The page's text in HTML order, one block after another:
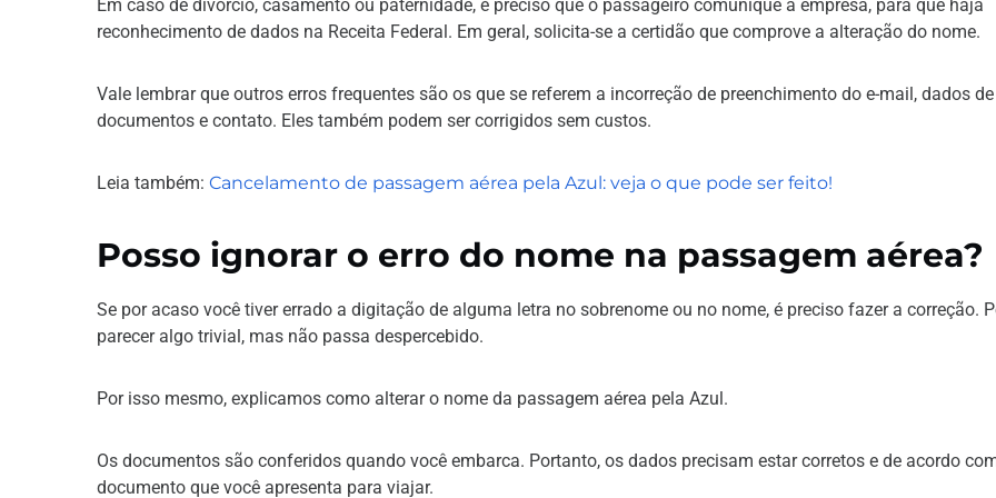
Em caso de divórcio, casamento ou paternidade, é preciso que o passageiro comunique a empresa, para que haja
reconhecimento de dados na Receita Federal. Em geral, solicita-se a certidão que comprove a alteração do nome.
Vale lembrar que outros erros frequentes são os que se referem a incorreção de preenchimento do e-mail, dados de
documentos e contato. Eles também podem ser corrigidos sem custos.
Leia também: Cancelamento de passagem aérea pela Azul: veja o que pode ser feito!
Posso ignorar o erro do nome na passagem aérea?
Se por acaso você tiver errado a digitação de alguma letra no sobrenome ou no nome, é preciso fazer a correção.
parecer algo trivial, mas não passa despercebido.
Por isso mesmo, explicamos como alterar o nome da passagem aérea pela Azul.
Os documentos são conferidos quando você embarca. Portanto, os dados precisam estar corretos e de acordo
documento que você apresenta para viajar.